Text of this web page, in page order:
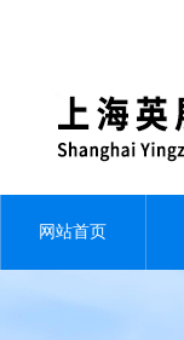
网站首页